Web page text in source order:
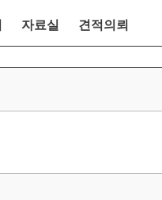
자료실 견적의뢰